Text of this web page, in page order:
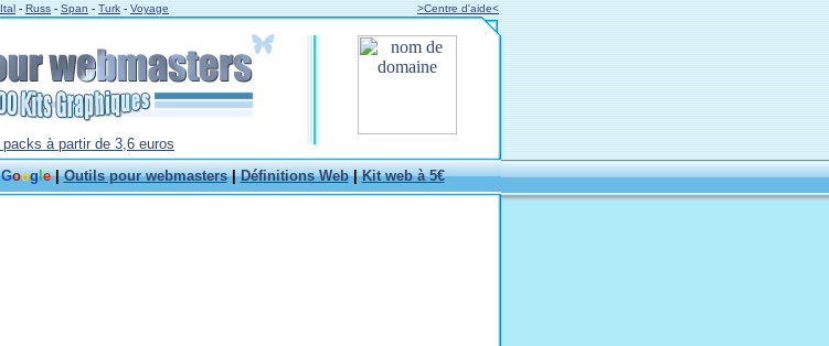
Ital - Russ - Span - Turk - Voyage >Centre d'aide<
à partir de 3,6 euros
Google|Outils pour webmasters|Définitions Web|Kit web à 5€